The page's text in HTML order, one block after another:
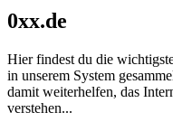
0xx.de
Hier findest du die
in unserem System
damit weiterhelfen, das
verstehen...